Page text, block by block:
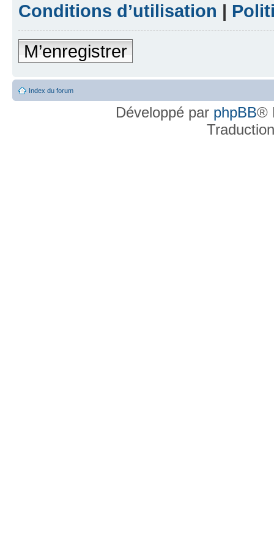
Conditions d’utilisation |
M’enregistrer
Index du forum
Développé par phpBB®